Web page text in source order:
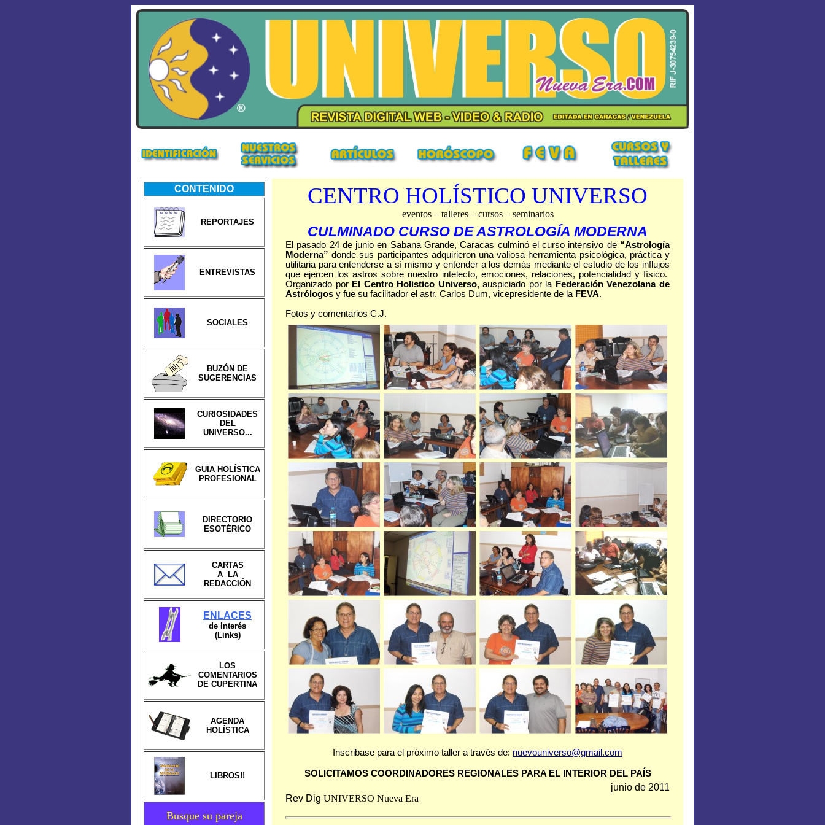
CONTENIDO
REPORTAJES
ENTREVISTAS
SOCIALES
BUZÓN DE
SUGERENCIAS
CURIOSIDADES
DEL
UNIVERSO...
GUIA HOLÍSTICA
PROFESIONAL
DIRECTORIO
ESOTÉRICO
CARTAS
A LA
REDACCIÓN
ENLACES
de Interés
(Links)
LOS
COMENTARIOS
DE CUPERTINA
AGENDA
HOLÍSTICA
LIBROS!!
Busque su pareja
CENTRO HOLÍSTICO UNIVERSO
eventos – talleres – cursos – seminarios
CULMINADO CURSO DE ASTROLOGÍA MODERNA
El pasado 24 de junio en Sabana Grande, Caracas culminó el curso intensivo de “Astrología
Moderna” donde sus participantes adquirieron una valiosa herramienta psicológica, práctica y
utilitaria para entenderse a sí mismo y entender a los demás mediante el estudio de los influjos
que ejercen los astros sobre nuestro intelecto, emociones, relaciones, potencialidad y físico.
Organizado por El Centro Holistico Universo, auspiciado por la Federación Venezolana de
Astrólogos y fue su facilitador el astr. Carlos Dum, vicepresidente de la FEVA.
Fotos y comentarios C.J.
Inscribase para el próximo taller a través de: nuevouniverso@gmail.com
SOLICITAMOS COORDINADORES REGIONALES PARA EL INTERIOR DEL PAÍS
junio de 2011
Rev Dig UNIVERSO Nueva Era